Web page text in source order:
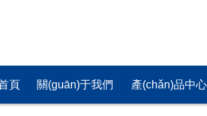
頁 關(guān)于我們 產(chǎn)品中心